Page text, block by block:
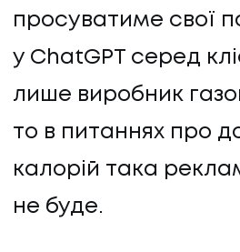
просуватиме свої
у ChatGPT серед
лише виробник
то в питаннях про
калорій така
не буде.